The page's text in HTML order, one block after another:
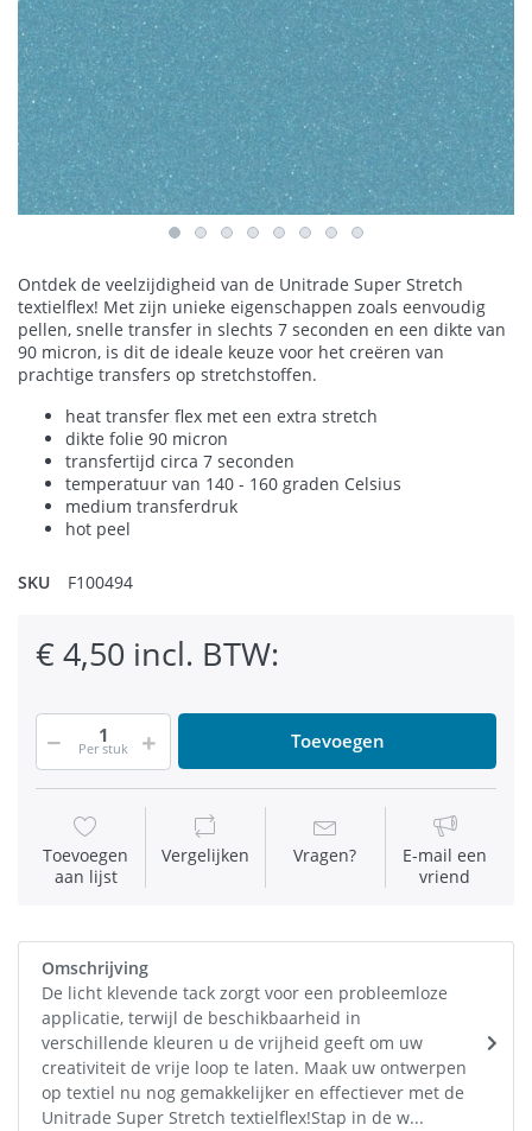
Ontdek de veelzijdigheid van de Unitrade Super Stretch
textielflex! Met zijn unieke eigenschappen zoals eenvoudig
pellen, snelle transfer in slechts 7 seconden en een dikte van
90 micron, is dit de ideale keuze voor het creëren van
prachtige transfers op stretchstoffen.
heat transfer flex met een extra stretch
dikte folie 90 micron
transfertijd circa 7 seconden
temperatuur van 140 - 160 graden Celsius
medium transferdruk
hot peel
SKU F100494
€ 4,50 incl. BTW:
Per stuk Toevoegen
Toevoegen
aan lijst
Vergelijken Vragen?
E-mail een
vriend
Omschrijving
De licht klevende tack zorgt voor een probleemloze
applicatie, terwijl de beschikbaarheid in
verschillende kleuren u de vrijheid geeft om uw
creativiteit de vrije loop te laten. Maak uw ontwerpen
op textiel nu nog gemakkelijker en effectiever met de
Unitrade Super Stretch textielflex!Stap in de w...